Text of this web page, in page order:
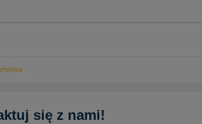
się z nami!